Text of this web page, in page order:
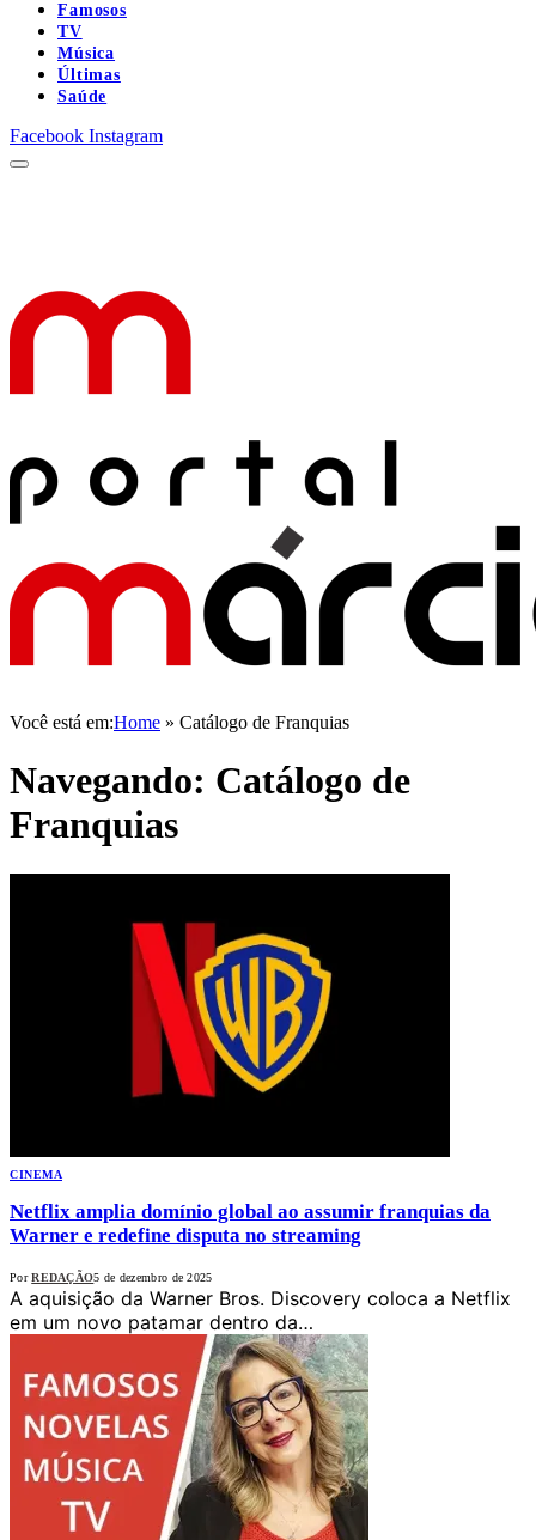
Famosos
TV
Música
Últimas
Saúde
Facebook Instagram
Você está em:Home » Catálogo de Franquias
Navegando: Catálogo de
Franquias
CINEMA
Netflix amplia domínio global ao assumir franquias da
Warner e redefine disputa no streaming
Por REDAÇÃO5 de dezembro de 2025
A aquisição da Warner Bros. Discovery coloca a Netflix
em um novo patamar dentro da…